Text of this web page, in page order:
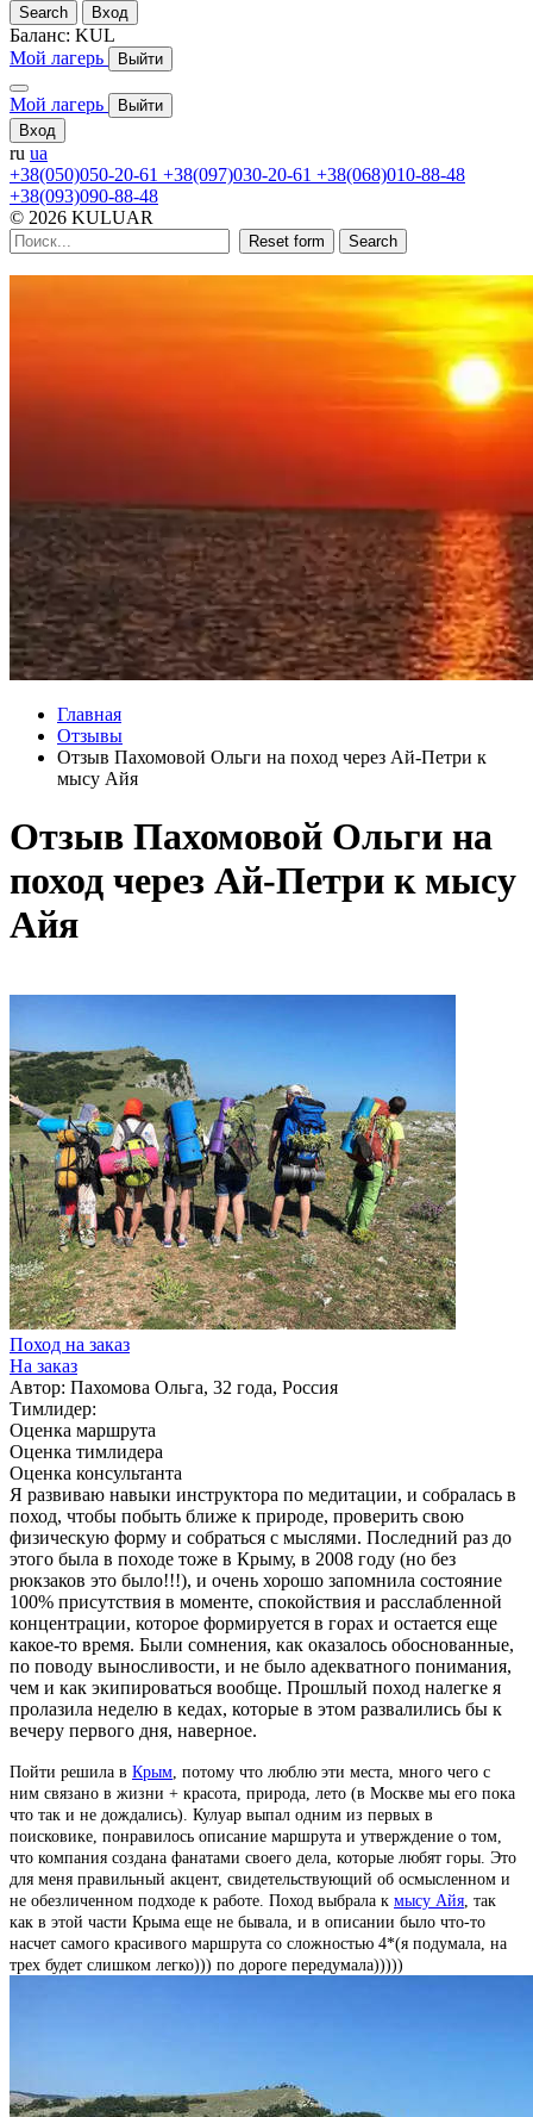
Search Вход
Баланс: KUL
Мой лагерь
Выйти
Мой лагерь
Выйти
Вход
ru ua
+38(050)050-20-61 +38(097)030-20-61 +38(068)010-88-48
+38(093)090-88-48
© 2026 KULUAR
Reset form Search
Главная
Отзывы
Отзыв Пахомовой Ольги на поход через Ай-Петри к
мысу Айя
Отзыв Пахомовой Ольги на
поход через Ай-Петри к мысу
Айя
Поход на заказ
На заказ
Автор: Пахомова Ольга, 32 года, Россия
Тимлидер:
Оценка маршрута
Оценка тимлидера
Оценка консультанта
Я развиваю навыки инструктора по медитации, и собралась в
поход, чтобы побыть ближе к природе, проверить свою
физическую форму и собраться с мыслями. Последний раз до
этого была в походе тоже в Крыму, в 2008 году (но без
рюкзаков это было!!!), и очень хорошо запомнила состояние
100% присутствия в моменте, спокойствия и расслабленной
концентрации, которое формируется в горах и остается еще
какое-то время. Были сомнения, как оказалось обоснованные,
по поводу выносливости, и не было адекватного понимания,
чем и как экипироваться вообще. Прошлый поход налегке я
пролазила неделю в кедах, которые в этом развалились бы к
вечеру первого дня, наверное.
Пойти решила в Крым , потому что люблю эти места, много чего с
ним связано в жизни + красота, природа, лето (в Москве мы его пока
что так и не дождались). Кулуар выпал одним из первых в
поисковике, понравилось описание маршрута и утверждение о том,
что компания создана фанатами своего дела, которые любят горы. Это
для меня правильный акцент, свидетельствующий об осмысленном и
не обезличенном подходе к работе. Поход выбрала к мысу Айя , так
как в этой части Крыма еще не бывала, и в описании было что-то
насчет самого красивого маршрута со сложностью 4*(я подумала, на
трех будет слишком легко))) по дороге передумала)))))